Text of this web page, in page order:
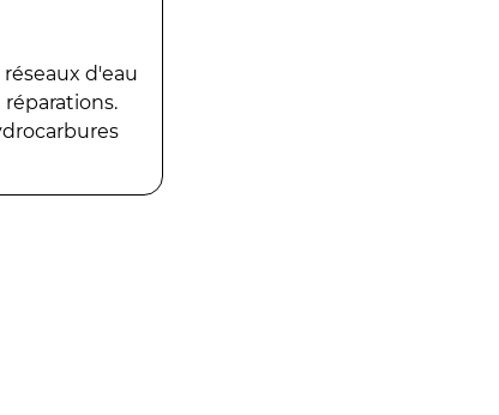
d'eau